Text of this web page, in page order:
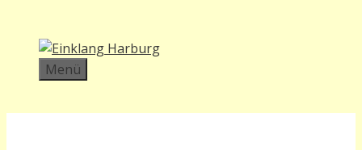
Inhalt
springen
Menü